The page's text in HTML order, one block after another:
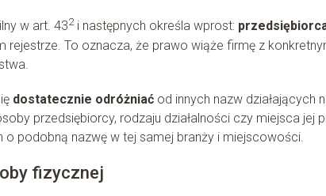
w art. 432i następnych określa wprost:
rejestrze. To oznacza, że prawo wiąże firmę z
dostatecznie odróżniać od innych nazw działających
przedsiębiorcy, rodzaju działalności czy miejsca
o podobną nazwę w tej samej branży i miejscowości.
fizycznej